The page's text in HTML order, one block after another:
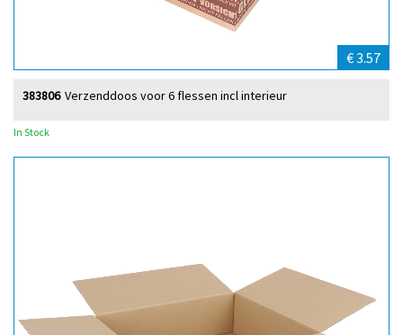
€ 3.57
Verzenddoos voor 6 flessen incl interieur
383806
In Stock